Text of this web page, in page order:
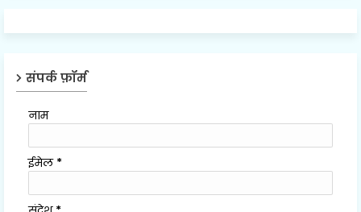
संपर्क फ़ॉर्म
नाम
ईमेल *